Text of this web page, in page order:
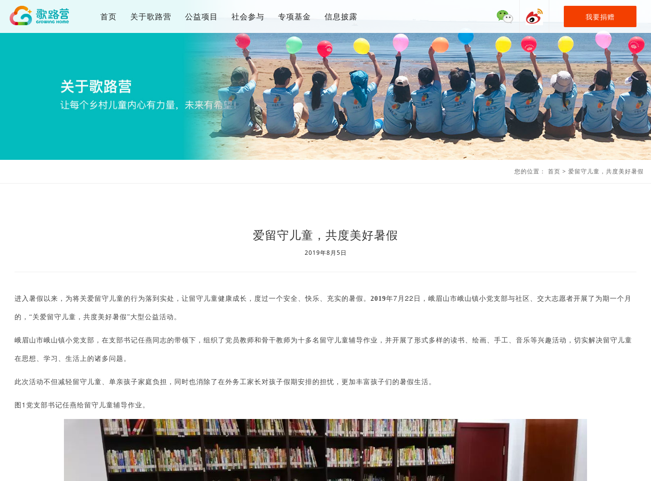
首页 关于歌路营 公益项目 社会参与 专项基金 信息披露 我要捐赠
您的位置： 首页 > 爱留守儿童，共度美好暑假
爱留守儿童，共度美好暑假
2019年8月5日
进入暑假以来，为将关爱留守儿童的行为落到实处，让留守儿童健康成长，度过一个安全、快乐、充实的暑假。 2019年7 月 22 日，峨眉山市峨山镇小党支部与社区、交大志愿者开展了为期一个月
的，“关爱留守儿童，共度美好暑假”大型公益活动。
峨眉山市峨山镇小党支部，在支部书记任燕同志的带领下，组织了党员教师和骨干教师为十多名留守儿童辅导作业，并开展了形式多样的读书、绘画、手工、音乐等兴趣活动，切实解决留守儿童
在思想、学习、生活上的诸多问题。
此次活动不但减轻留守儿童、单亲孩子家庭负担，同时也消除了在外务工家长对孩子假期安排的担忧，更加丰富孩子们的暑假生活。
图 1 党支部书记任燕给留守儿童辅导作业。